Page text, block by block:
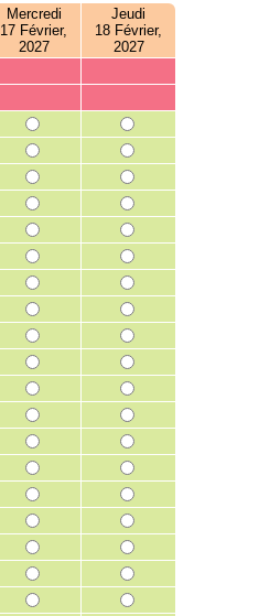
Mercredi
17 Février,
2027
Jeudi
18 Février,
2027